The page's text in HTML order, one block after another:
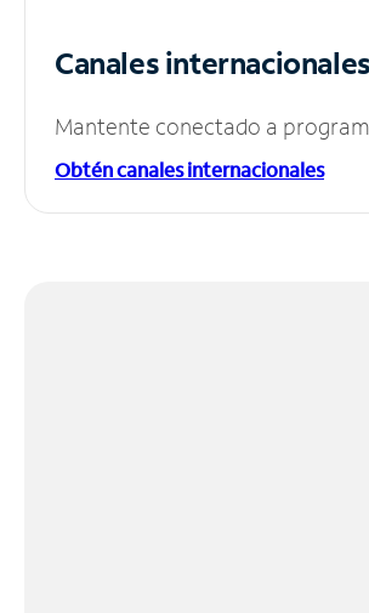
Canales internacionales
Mantente conectado a
Obtén canales internacionales